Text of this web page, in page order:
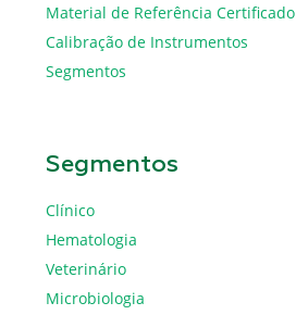
Material de Referência Certificado
Calibração de Instrumentos
Segmentos
Segmentos
Clínico
Hematologia
Veterinário
Microbiologia